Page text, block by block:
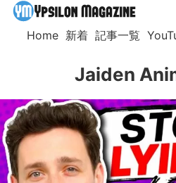
Home 新着 記事一覧
Jaiden